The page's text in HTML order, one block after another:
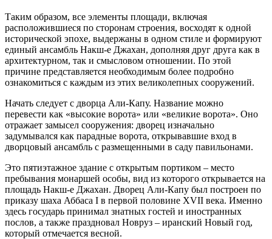
Таким образом, все элементы площади, включая
расположившиеся по сторонам строения, восходят к одной
исторической эпохе, выдержаны в одном стиле и формируют
единый ансамбль Накш-е Джахан, дополняя друг друга как в
архитектурном, так и смысловом отношении. По этой
причине представляется необходимым более подробно
ознакомиться с каждым из этих великолепных сооружений.
Начать следует с дворца Али-Капу. Название можно
перевести как «высокие ворота» или «великие ворота». Оно
отражает замысел сооружения: дворец изначально
задумывался как парадные ворота, открывавшие вход в
дворцовый ансамбль с размещенными в саду павильонами.
Это пятиэтажное здание с открытым портиком – место
пребывания монаршей особы, вид из которого открывается на
площадь Накш-е Джахан. Дворец Али-Капу был построен по
приказу шаха Аббаса I в первой половине XVII века. Именно
здесь государь принимал знатных гостей и иностранных
послов, а также праздновал Новруз – иранский Новый год,
который отмечается весной.